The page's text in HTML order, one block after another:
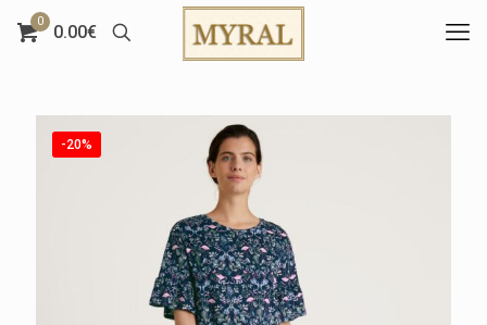
0
0.00€
-20%